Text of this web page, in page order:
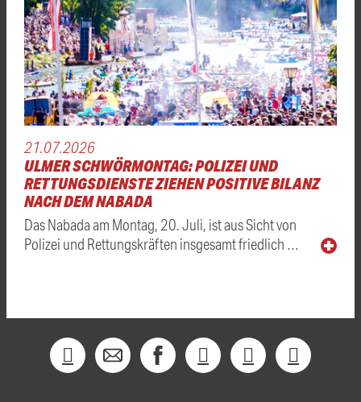
21.07.2026
ULMER SCHWÖRMONTAG: POLIZEI UND
RETTUNGSDIENSTE ZIEHEN POSITIVE BILANZ
NACH DEM NABADA
Das Nabada am Montag, 20. Juli, ist aus Sicht von
Polizei und Rettungskräften insgesamt friedlich …